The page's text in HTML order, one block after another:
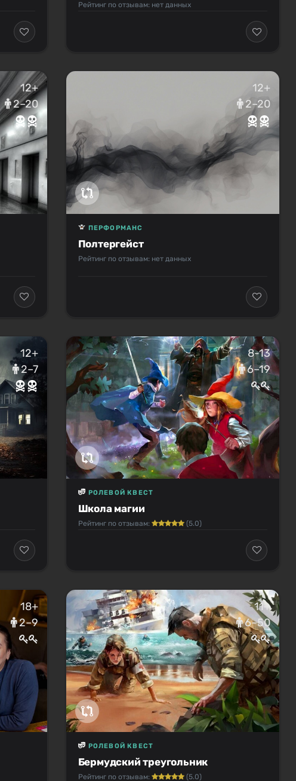
Рейтинг по отзывам: нет данных
12+
2–20
12+
2–20
Полтергейст
ПЕРФОРМАНС
Рейтинг по отзывам: нет данных
12+
2–7
8-13
6–19
Школа магии
РОЛЕВОЙ КВЕСТ
Рейтинг по отзывам: (5.0)
18+
2–9
11+
6–50
Бермудский треугольник
РОЛЕВОЙ КВЕСТ
Рейтинг по отзывам: (5.0)